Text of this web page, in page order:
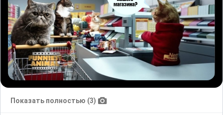
Показать полностью (3)